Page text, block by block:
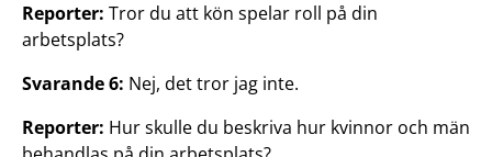
Reporter: Tror du att kön spelar roll på din
arbetsplats?
Svarande 6: Nej, det tror jag inte.
Reporter: Hur skulle du beskriva hur kvinnor och män